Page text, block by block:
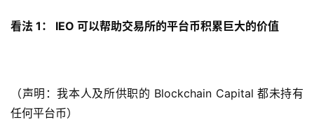
看法 1： IEO 可以帮助交易所的平台币积累巨大的价值
（声明：我本人及所供职的 Blockchain Capital 都未持有
任何平台币）